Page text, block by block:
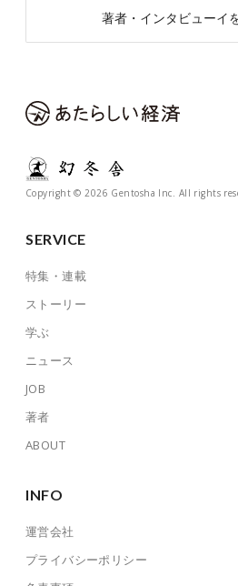
著者・インタビューイ
Copyright © 2026 Gentosha Inc. All rights
SERVICE
特集・連載
ストーリー
学ぶ
ニュース
JOB
著者
ABOUT
INFO
運営会社
プライバシーポリシー